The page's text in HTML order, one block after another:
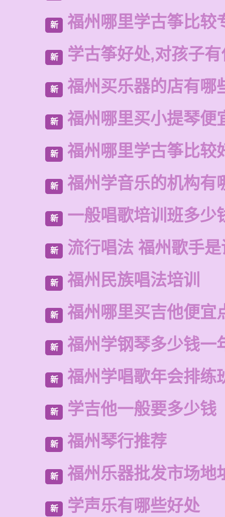
新 福州哪里学古筝比较
新 学古筝好处,对孩子
新 福州买乐器的店有哪
新 福州哪里买小提琴便
新 福州哪里学古筝比较
新 福州学音乐的机构有
新 一般唱歌培训班多少
新 流行唱法 福州歌手是
新 福州民族唱法培训
新 福州哪里买吉他便宜
新 福州学钢琴多少钱一
新 福州学唱歌年会排练
新 学吉他一般要多少钱
新 福州琴行推荐
新 福州乐器批发市场地
新 学声乐有哪些好处